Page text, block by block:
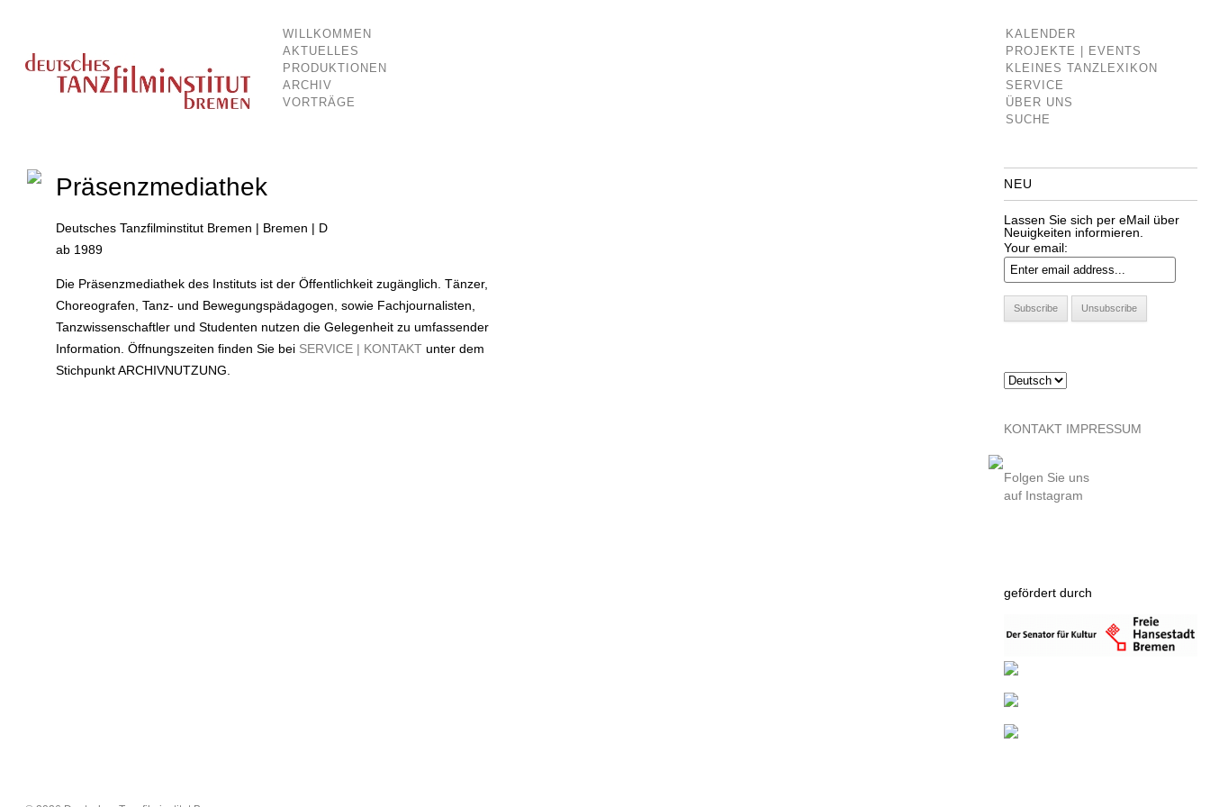
Deutsches Tanzfilminstitut Bremen
WILLKOMMEN
AKTUELLES
PRODUKTIONEN
ARCHIV
VORTRÄGE
KALENDER
PROJEKTE | EVENTS
KLEINES TANZLEXIKON
SERVICE
ÜBER UNS
SUCHE
Präsenzmediathek
Deutsches Tanzfilminstitut Bremen | Bremen | D
ab 1989
Die Präsenzmediathek des Instituts ist der Öffentlichkeit zugänglich. Tänzer,
Choreografen, Tanz- und Bewegungspädagogen, sowie Fachjournalisten,
Tanzwissenschaftler und Studenten nutzen die Gelegenheit zu umfassender
Information. Öffnungszeiten finden Sie bei SERVICE | KONTAKT unter dem
Stichpunkt ARCHIVNUTZUNG.
NEU
Lassen Sie sich per eMail über
Neuigkeiten informieren.
Your email:
KONTAKT IMPRESSUM
Folgen Sie uns
auf Instagram
gefördert durch